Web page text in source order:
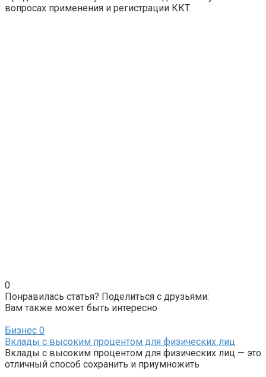
вопросах применения и регистрации ККТ.
0
Понравилась статья? Поделиться с друзьями:
Вам также может быть интересно
Бизнес 0
Вклады с высоким процентом для физических лиц
Вклады с высоким процентом для физических лиц — это
отличный способ сохранить и приумножить